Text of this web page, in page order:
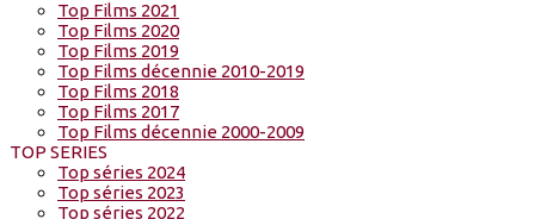
Top Films 2021
Top Films 2020
Top Films 2019
Top Films décennie 2010-2019
Top Films 2018
Top Films 2017
Top Films décennie 2000-2009
TOP SERIES
Top séries 2024
Top séries 2023
Top séries 2022